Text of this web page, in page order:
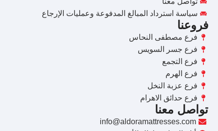
سياسة استرداد المبالغ المدفوعة وعمليات الإرجاع
فروعنا
فرع مصطفى النحاس
فرع جسر السويس
فرع التجمع
فرع الهرم
فرع عزبة النخل
فرع حدائق الاهرام
تواصل معنا
info@aldoramattresses.com